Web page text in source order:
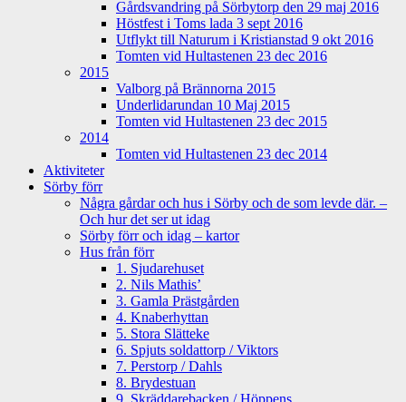
Gårdsvandring på Sörbytorp den 29 maj 2016
Höstfest i Toms lada 3 sept 2016
Utflykt till Naturum i Kristianstad 9 okt 2016
Tomten vid Hultastenen 23 dec 2016
2015
Valborg på Brännorna 2015
Underlidarundan 10 Maj 2015
Tomten vid Hultastenen 23 dec 2015
2014
Tomten vid Hultastenen 23 dec 2014
Aktiviteter
Sörby förr
Några gårdar och hus i Sörby och de som levde där. –
Och hur det ser ut idag
Sörby förr och idag – kartor
Hus från förr
1. Sjudarehuset
2. Nils Mathis’
3. Gamla Prästgården
4. Knaberhyttan
5. Stora Slätteke
6. Spjuts soldattorp / Viktors
7. Perstorp / Dahls
8. Brydestuan